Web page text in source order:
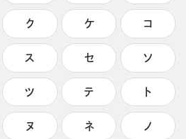
ク ケ コ
ス セ ソ
ツ テ ト
ヌ ネ ノ